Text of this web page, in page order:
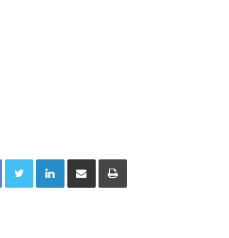
Facebook Twitter Linkedin Partager par email Imprimer